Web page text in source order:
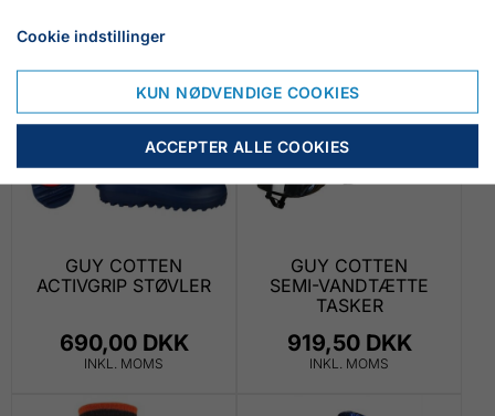
GUY COTTEN
ACTIVGRIP STØVLER
690,00 DKK
INKL. MOMS
GUY COTTEN
SEMI-VANDTÆTTE
TASKER
919,50 DKK
INKL. MOMS
Cookie indstillinger
KUN NØDVENDIGE COOKIES
ACCEPTER ALLE COOKIES